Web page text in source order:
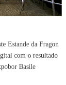
Estande da Fragon
com o resultado
Basile